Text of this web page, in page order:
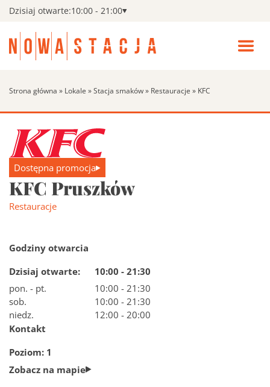
Dzisiaj otwarte:10:00 - 21:00
Search:
Wszystkie sklepy
Kino
Promocje
Aktualności i wydarzenia
Godziny otwarcia
Jak dojadę do Nowej Stacji
Plan centrum
Strona główna » Lokale »Stacja smaków» Restauracje » KFC
Dostępna promocja
KFC Pruszków
Restauracje
Godziny otwarcia
Dzisiaj otwarte:
10:00 - 21:30
pon. - pt.
10:00 - 21:30
sob.
10:00 - 21:30
niedz.
12:00 - 20:00
Kontakt
Poziom: 1
Zobacz na mapie